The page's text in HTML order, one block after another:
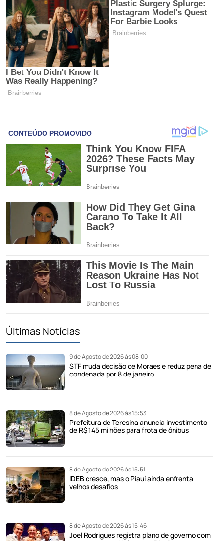
Últimas Notícias
9 de Agosto de 2026 às 08:00
STF muda decisão de Moraes e reduz pena de
condenada por 8 de janeiro
8 de Agosto de 2026 às 15:53
Prefeitura de Teresina anuncia investimento
de R$ 145 milhões para frota de ônibus
8 de Agosto de 2026 às 15:51
IDEB cresce, mas o Piauí ainda enfrenta
velhos desafios
8 de Agosto de 2026 às 15:46
Joel Rodrigues registra plano de governo com